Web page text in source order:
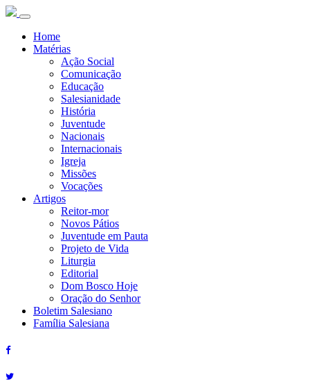
Home
Matérias
Ação Social
Comunicação
Educação
Salesianidade
História
Juventude
Nacionais
Internacionais
Igreja
Missões
Vocações
Artigos
Reitor-mor
Novos Pátios
Juventude em Pauta
Projeto de Vida
Liturgia
Editorial
Dom Bosco Hoje
Oração do Senhor
Boletim Salesiano
Família Salesiana